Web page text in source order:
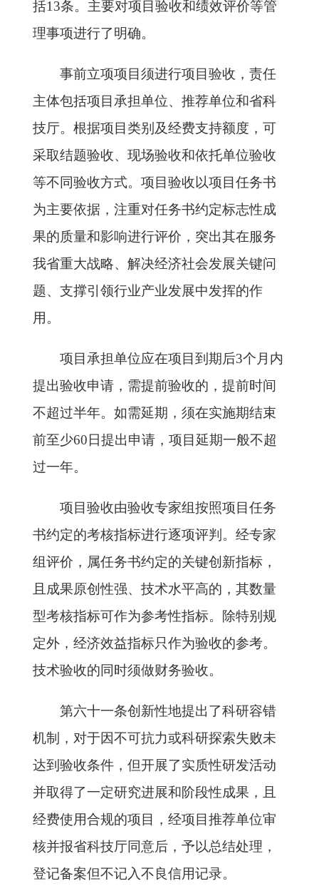
括13条。主要对项目验收和绩效评价等管
理事项进行了明确。
事前立项项目须进行项目验收，责任
主体包括项目承担单位、推荐单位和省科
技厅。根据项目类别及经费支持额度，可
采取结题验收、现场验收和依托单位验收
等不同验收方式。项目验收以项目任务书
为主要依据，注重对任务书约定标志性成
果的质量和影响进行评价，突出其在服务
我省重大战略、解决经济社会发展关键问
题、支撑引领行业产业发展中发挥的作
用。
项目承担单位应在项目到期后3个月内
提出验收申请，需提前验收的，提前时间
不超过半年。如需延期，须在实施期结束
前至少60日提出申请，项目延期一般不超
过一年。
项目验收由验收专家组按照项目任务
书约定的考核指标进行逐项评判。经专家
组评价，属任务书约定的关键创新指标，
且成果原创性强、技术水平高的，其数量
型考核指标可作为参考性指标。除特别规
定外，经济效益指标只作为验收的参考。
技术验收的同时须做财务验收。
第六十一条创新性地提出了科研容错
机制，对于因不可抗力或科研探索失败未
达到验收条件，但开展了实质性研发活动
并取得了一定研究进展和阶段性成果，且
经费使用合规的项目，经项目推荐单位审
核并报省科技厅同意后，予以总结处理，
登记备案但不记入不良信用记录。